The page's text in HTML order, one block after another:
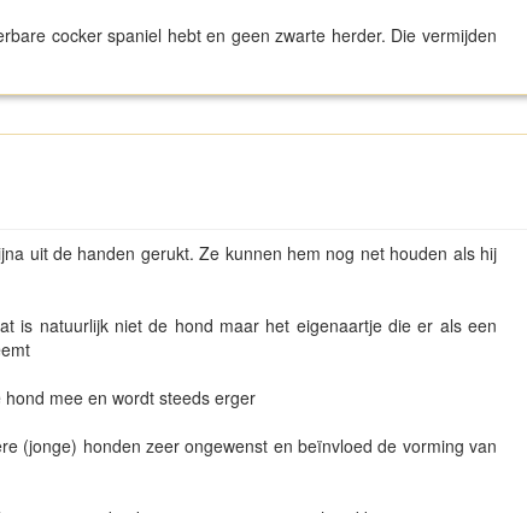
cocker spaniel hebt en geen zwarte herder. Die vermijden
uit de handen gerukt. Ze kunnen hem nog net houden als hij
is natuurlijk niet de hond maar het eigenaartje die er als een
mee en wordt steeds erger
(jonge) honden zeer ongewenst en beïnvloed de vorming van